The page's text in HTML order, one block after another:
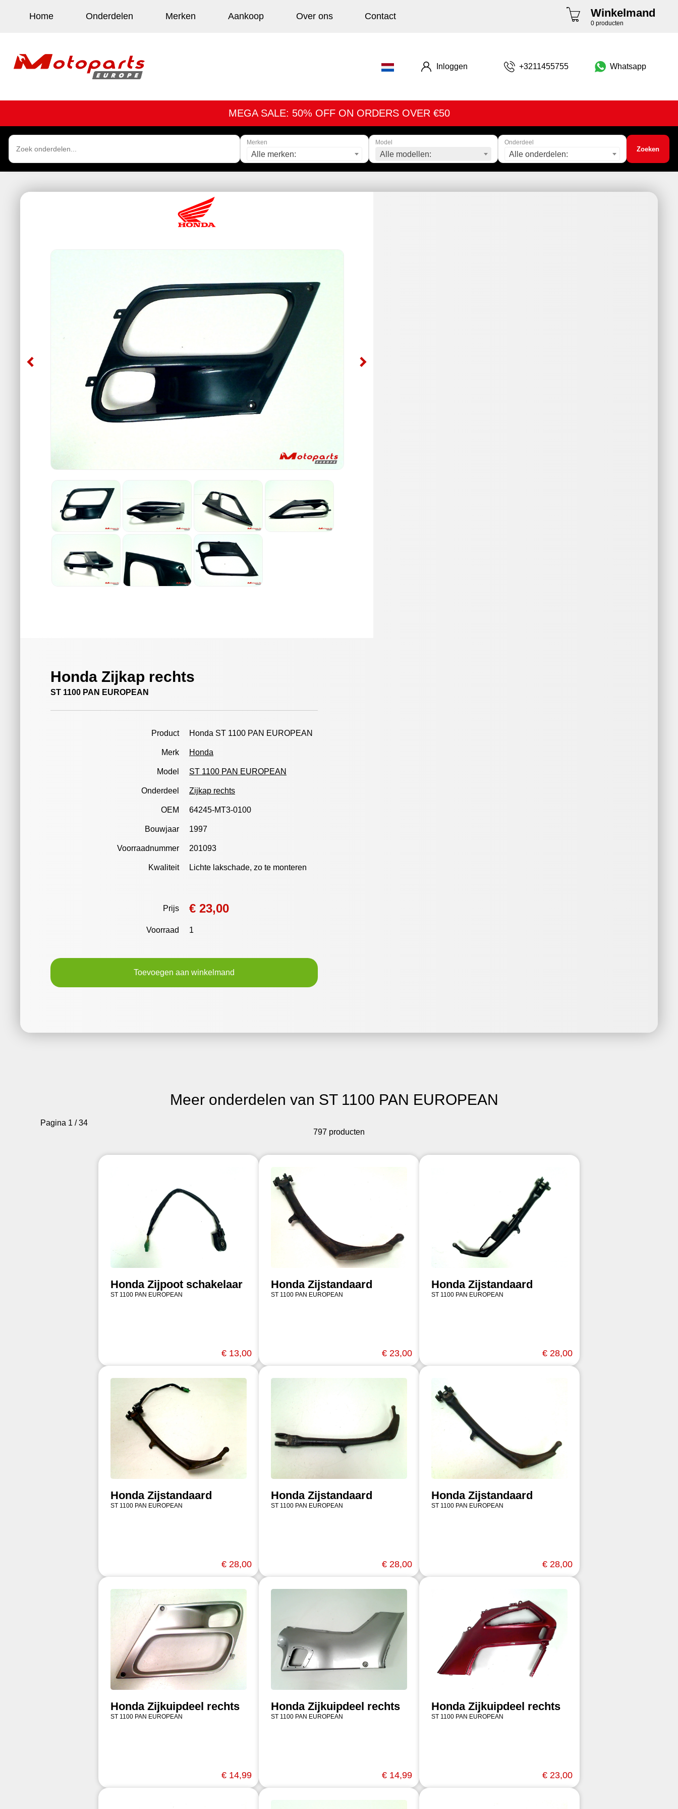
Winkelmand
0 producten
Home Onderdelen Merken Aankoop Over ons Contact
Whatsapp
+3211455755
Inloggen
MEGA SALE: 50% OFF ON ORDERS OVER €50
Merken
Alle merken:
Model
Alle modellen:
Onderdeel
Alle onderdelen:
Zoeken
Honda Zijkap rechts
ST 1100 PAN EUROPEAN
Product Honda ST 1100 PAN EUROPEAN
Merk Honda
Model ST 1100 PAN EUROPEAN
Onderdeel Zijkap rechts
OEM 64245-MT3-0100
Bouwjaar 1997
Voorraadnummer 201093
Kwaliteit Lichte lakschade, zo te monteren
Prijs € 23,00
Voorraad 1
Toevoegen aan winkelmand
Meer onderdelen van ST 1100 PAN EUROPEAN
Pagina 1 / 34
797 producten
Honda Zijpoot schakelaar
ST 1100 PAN EUROPEAN
€ 13,00
Honda Zijstandaard
ST 1100 PAN EUROPEAN
€ 23,00
Honda Zijstandaard
ST 1100 PAN EUROPEAN
€ 28,00
Honda Zijstandaard
ST 1100 PAN EUROPEAN
€ 28,00
Honda Zijstandaard
ST 1100 PAN EUROPEAN
€ 28,00
Honda Zijstandaard
ST 1100 PAN EUROPEAN
€ 28,00
Honda Zijkuipdeel rechts
ST 1100 PAN EUROPEAN
€ 14,99
Honda Zijkuipdeel rechts
ST 1100 PAN EUROPEAN
€ 14,99
Honda Zijkuipdeel rechts
ST 1100 PAN EUROPEAN
€ 23,00